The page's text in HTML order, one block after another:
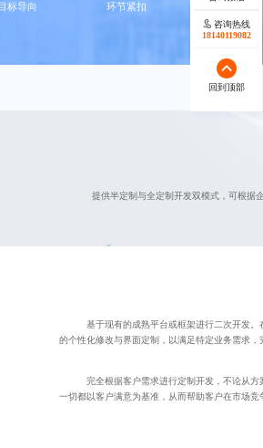
目标导向 环节紧扣
提供半定制与全定制开发双模式，可根据
基于现有的成熟平台或框架进行二次开发
的个性化修改与界面定制，以满足特定业务需求
完全根据客户需求进行定制开发，不论从
一切都以客户满意为基准，从而帮助客户在市场
咨询热线
18140119082
回到顶部